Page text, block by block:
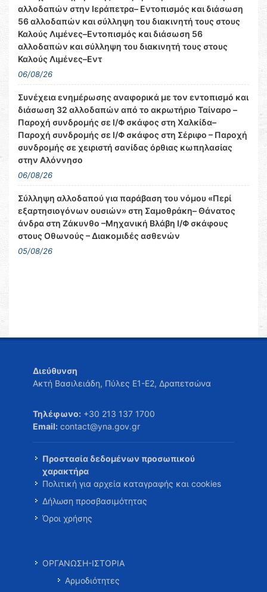
αλλοδαπών στην Ιεράπετρα– Εντοπισμός και διάσωση
56 αλλοδαπών και σύλληψη του διακινητή τους στους
Καλούς Λιμένες–Εντοπισμός και διάσωση 56
αλλοδαπών και σύλληψη του διακινητή τους στους
Καλούς Λιμένες–Εντ
06/08/26
Συνέχεια ενημέρωσης αναφορικά με τον εντοπισμό και
διάσωση 32 αλλοδαπών από το ακρωτήριο Ταίναρο –
Παροχή συνδρομής σε Ι/Φ σκάφος στη Χαλκίδα–
Παροχή συνδρομής σε Ι/Φ σκάφος στη Σέριφο – Παροχή
συνδρομής σε χειριστή σανίδας όρθιας κωπηλασίας
στην Αλόννησο
06/08/26
Σύλληψη αλλοδαπού για παράβαση του νόμου «Περί
εξαρτησιογόνων ουσιών» στη Σαμοθράκη– Θάνατος
άνδρα στη Ζάκυνθο –Μηχανική Βλάβη Ι/Φ σκάφους
στους Οθωνούς – Διακομιδές ασθενών
05/08/26
Διεύθυνση
Ακτή Βασιλειάδη, Πύλες Ε1-Ε2, Δραπετσώνα
Τηλέφωνο: +30 213 137 1700
Email: contact@yna.gov.gr
Προστασία δεδομένων προσωπικού
χαρακτήρα
Πολιτική για αρχεία καταγραφής και cookies
Δήλωση προσβασιμότητας
Όροι χρήσης
ΟΡΓΑΝΩΣΗ-ΙΣΤΟΡΙΑ
Αρμοδιότητες